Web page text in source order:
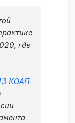
где
КОАП